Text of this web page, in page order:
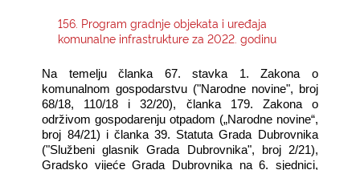
156. Program gradnje objekata i uređaja
komunalne infrastrukture za 2022. godinu
Na temelju članka 67. stavka 1. Zakona o
komunalnom gospodarstvu ("Narodne novine", broj
68/18, 110/18 i 32/20), članka 179. Zakona o
održivom gospodarenju otpadom („Narodne novine“,
broj 84/21) i članka 39. Statuta Grada Dubrovnika
("Službeni glasnik Grada Dubrovnika", broj 2/21),
Gradsko vijeće Grada Dubrovnika na 6. sjednici,